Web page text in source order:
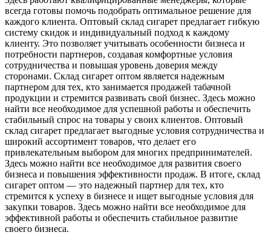
всегда готовы помочь подобрать оптимальное решение для
каждого клиента. Оптовый склад сигарет предлагает гибкую
систему скидок и индивидуальный подход к каждому
клиенту. Это позволяет учитывать особенности бизнеса и
потребности партнеров, создавая комфортные условия
сотрудничества и повышая уровень доверия между
сторонами. Склад сигарет оптом является надежным
партнером для тех, кто занимается продажей табачной
продукции и стремится развивать свой бизнес. Здесь можно
найти все необходимое для успешной работы и обеспечить
стабильный спрос на товары у своих клиентов. Оптовый
склад сигарет предлагает выгодные условия сотрудничества и
широкий ассортимент товаров, что делает его
привлекательным выбором для многих предпринимателей.
Здесь можно найти все необходимое для развития своего
бизнеса и повышения эффективности продаж. В итоге, склад
сигарет оптом — это надежный партнер для тех, кто
стремится к успеху в бизнесе и ищет выгодные условия для
закупки товаров. Здесь можно найти все необходимое для
эффективной работы и обеспечить стабильное развитие
своего бизнеса.